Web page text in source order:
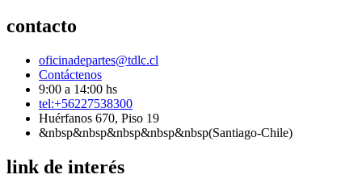
contacto
oficinadepartes@tdlc.cl
Contáctenos
9:00 a 14:00 hs
tel:+56227538300
Huérfanos 670, Piso 19
&nbsp&nbsp&nbsp&nbsp&nbsp(Santiago-Chile)
link de interés